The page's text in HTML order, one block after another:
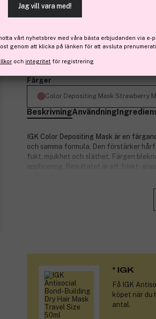
Finns online
Färger
Color Depositing Mask Strawberry
BeskrivningAnvändning
IGK Color Depositing Mask är en
och samma formula. Den förstärker
fukt, mjukhet och släthet. Färgen
applicering. Resultatet är ett friskt,
* IGK
Få IGK
köpet när du
antal.
Jag vill vara med!
vårt nyhetsbrev med våra bästa erbjudanden via e-
genom att klicka på länken för att avsluta
och integritet för registrering